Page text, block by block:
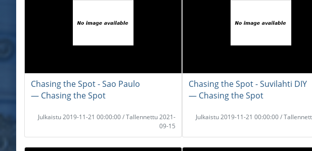
Chasing the Spot - Sao Paulo
― Chasing the Spot
Julkaistu 2019-11-21 00:00:00 / Tallennettu 2021-
09-15
Chasing the Spot - Suvilahti DIY
― Chasing the Spot
Julkaistu 2019-11-21 00:00:00 /